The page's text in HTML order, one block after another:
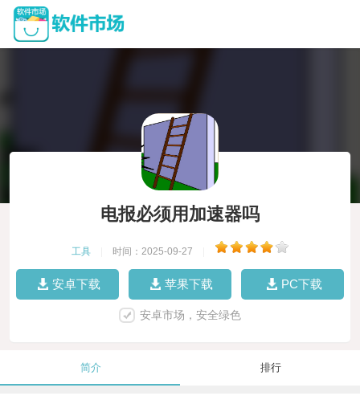
电报必须用加速器吗
工具 时间：2025-09-27
安卓下载 苹果下载 PC下载
安卓市场，安全绿色
简介 排行